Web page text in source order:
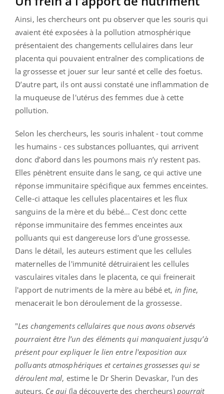
Ainsi, les chercheurs ont pu observer que les souris qui
avaient été exposées à la pollution atmosphérique
présentaient des changements cellulaires dans leur
placenta qui pouvaient entraîner des complications de
la grossesse et jouer sur leur santé et celle des foetus.
D’autre part, ils ont aussi constaté une inflammation de
la muqueuse de l'utérus des femmes due à cette
pollution.
Selon les chercheurs, les souris inhalent - tout comme
les humains - ces substances polluantes, qui arrivent
donc d’abord dans les poumons mais n’y restent pas.
Elles pénètrent ensuite dans le sang, ce qui active une
réponse immunitaire spécifique aux femmes enceintes.
Celle-ci attaque les cellules placentaires et les flux
sanguins de la mère et du bébé… C’est donc cette
réponse immunitaire des femmes enceintes aux
polluants qui est dangereuse lors d’une grossesse.
Dans le détail, les auteurs estiment que les cellules
maternelles de l'immunité détruiraient les cellules
vasculaires vitales dans le placenta, ce qui freinerait
l'apport de nutriments de la mère au bébé et, in fine,
menacerait le bon déroulement de la grossesse.
"Les changements cellulaires que nous avons observés
pourraient être l’un des éléments qui manquaient jusqu’à
présent pour expliquer le lien entre l'exposition aux
polluants atmosphériques et certaines grossesses qui se
déroulent mal, estime le Dr Sherin Devaskar, l’un des
auteurs. Ce qui (la découverte des chercheurs)pourrait